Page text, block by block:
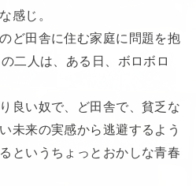
感じ。
ど田舎に住む家庭に問題を抱
二人は、ある日、ボロボロ
良い奴で、ど田舎で、貧乏な
未来の実感から逃避するよう
というちょっとおかしな青春